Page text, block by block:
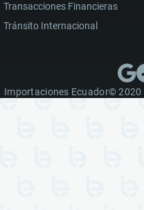
Transacciones Financieras
Tránsito Internacional
Importaciones Ecuador©